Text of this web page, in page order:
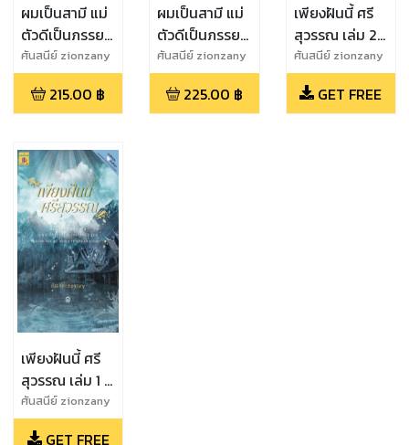
ผมเป็นสามี แม่
ตัวดีเป็นภรรยา
เล่ม 1
ศันสนีย์ zionzany
215.00 ฿
ผมเป็นสามี แม่
ตัวดีเป็นภรรยา
เล่ม 2
ศันสนีย์ zionzany
225.00 ฿
เพียงฝันนี้ ศรี
สุวรรณ เล่ม 2 (
ทดลองอ่านฟรี )
ศันสนีย์ zionzany
GET FREE
เพียงฝันนี้ ศรี
สุวรรณ เล่ม 1 (
ทดลองอ่านฟรี )
ศันสนีย์ zionzany
GET FREE